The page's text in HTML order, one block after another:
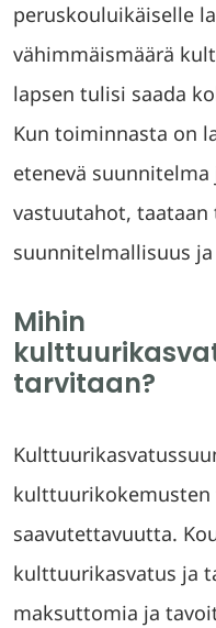
peruskouluikäiselle
vähimmäismäärä
lapsen tulisi saada
Kun toiminnasta on
etenevä
vastuutahot, taataan
suunnitelmallisuus
Mihin
tarvitaan?
kulttuurikokemusten
saavutettavuutta.
kulttuurikasvatus ja
maksuttomia ja